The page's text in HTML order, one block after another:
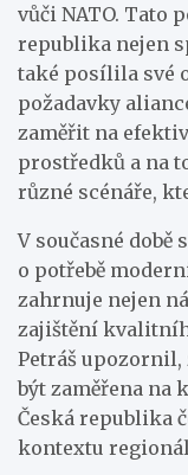
vůči NATO. Tato
republika nejen
také posílila své
požadavky
zaměřit na
prostředků a na
různé scénáře,
V současné době
o potřebě
zahrnuje nejen
zajištění
Petráš upozornil,
být zaměřena na
Česká republika
kontextu